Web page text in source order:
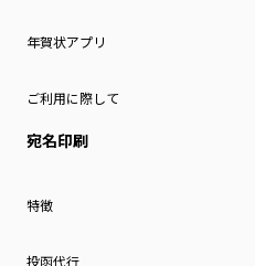
年賀状アプリ
ご利用に際して
宛名印刷
特徴
投函代行